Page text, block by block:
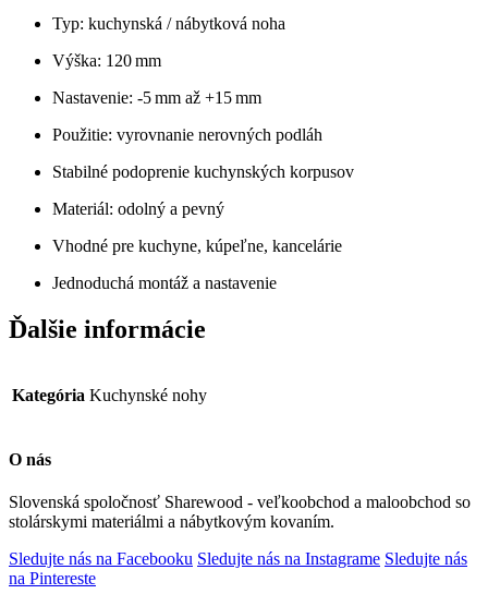
Typ: kuchynská / nábytková noha
Výška: 120 mm
Nastavenie: -5 mm až +15 mm
Použitie: vyrovnanie nerovných podláh
Stabilné podoprenie kuchynských korpusov
Materiál: odolný a pevný
Vhodné pre kuchyne, kúpeľne, kancelárie
Jednoduchá montáž a nastavenie
Ďalšie informácie
Kategória Kuchynské nohy
O nás
Slovenská spoločnosť Sharewood - veľkoobchod a maloobchod so
stolárskymi materiálmi a nábytkovým kovaním.
Sledujte nás na Facebooku Sledujte nás na Instagrame Sledujte nás
na Pintereste